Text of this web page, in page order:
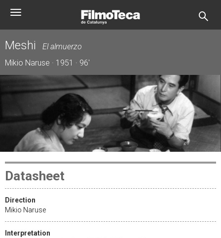
Toggle
Meshi
El almuerzo
Mikio Naruse · 1951 · 96'
Datasheet
Direction
Mikio Naruse
Interpretation